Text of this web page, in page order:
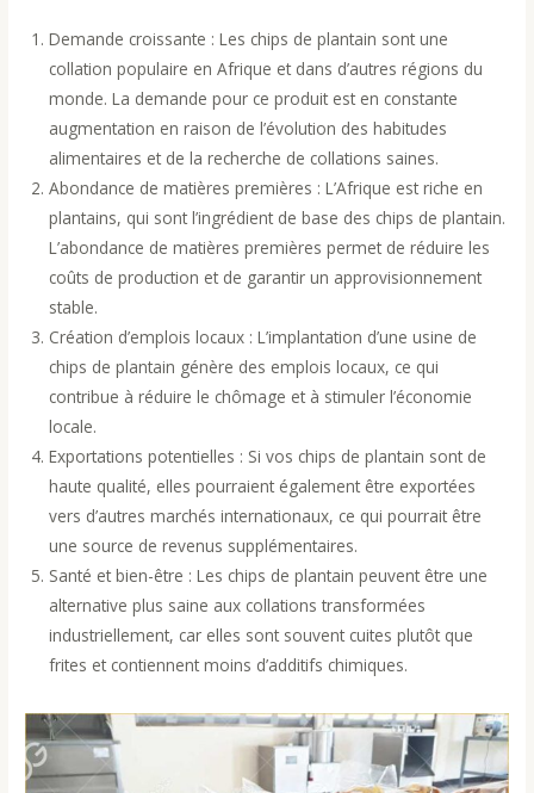
Demande croissante : Les chips de plantain sont une
collation populaire en Afrique et dans d’autres régions du
monde. La demande pour ce produit est en constante
augmentation en raison de l’évolution des habitudes
alimentaires et de la recherche de collations saines.
Abondance de matières premières : L’Afrique est riche en
plantains, qui sont l’ingrédient de base des chips de plantain.
L’abondance de matières premières permet de réduire les
coûts de production et de garantir un approvisionnement
stable.
Création d’emplois locaux : L’implantation d’une usine de
chips de plantain génère des emplois locaux, ce qui
contribue à réduire le chômage et à stimuler l’économie
locale.
Exportations potentielles : Si vos chips de plantain sont de
haute qualité, elles pourraient également être exportées
vers d’autres marchés internationaux, ce qui pourrait être
une source de revenus supplémentaires.
Santé et bien-être : Les chips de plantain peuvent être une
alternative plus saine aux collations transformées
industriellement, car elles sont souvent cuites plutôt que
frites et contiennent moins d’additifs chimiques.